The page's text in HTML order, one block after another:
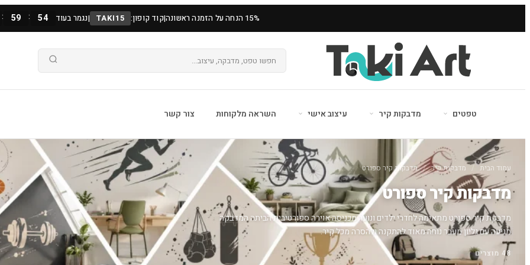
15% הנחה על הזמנה ראשונה |קוד קופון: TAKI15
|נגמר בעוד : 59 : 52
טפטים מדבקות קיר עיצוב אישי השראה מלקוחות צור קשר
עמוד הבית / מדבקות קיר / מדבקות קיר ספורט
מדבקות קיר ספורט
מדבקת קיר ספורט מתאימה לחדרי ילדים ונוער מכניסה אוירה ספורטיבית הביתה המדבקה
מגיעה עם גליון מעבר נוחה מאוד להתקנה ולהסרה מכל קיר.
48 מוצרים